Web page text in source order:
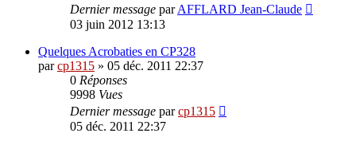
Dernier message parAFFLARD Jean-Claude
03 juin 2012 13:13
Quelques Acrobaties en CP328
parcp1315 » 05 déc. 2011 22:37
0 Réponses
9998 Vues
Dernier message parcp1315
05 déc. 2011 22:37